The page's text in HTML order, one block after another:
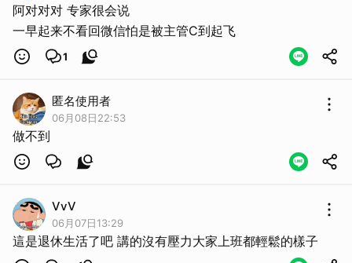
阿对对对 专家很会说
一早起来不看回微信怕是被主管C到起飞
1
匿名使用者
06月08日22:53
做不到
VvV
06月07日13:29
這是退休生活了吧 講的沒有壓力大家上班都輕鬆的樣子